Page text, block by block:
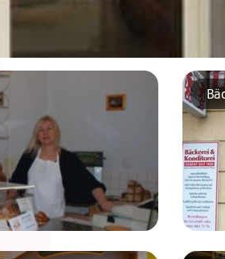
? Que se passe-t-il, au juste, dans la nuit qui
de la boulangerie bio Soluna
Ici,